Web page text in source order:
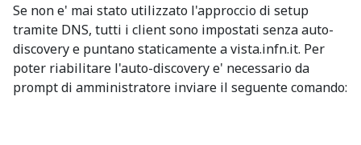
Se non e' mai stato utilizzato l'approccio di setup
tramite DNS, tutti i client sono impostati senza auto-
discovery e puntano staticamente a vista.infn.it. Per
poter riabilitare l'auto-discovery e' necessario da
prompt di amministratore inviare il seguente comando: